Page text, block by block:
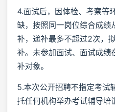
4.面试后，因体检、考察等
缺，按照同一岗位综合成绩
补，递补最多不超过2次，
补。未参加面试、面试成绩
补对象。
5.本次公开招聘不指定考试
托任何机构举办考试辅导培